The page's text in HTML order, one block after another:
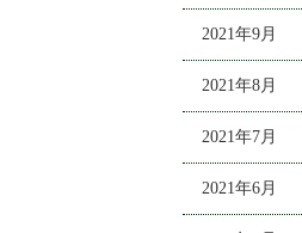
2021年9月
2021年8月
2021年7月
2021年6月